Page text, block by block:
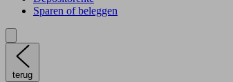
Sparen of beleggen
terug